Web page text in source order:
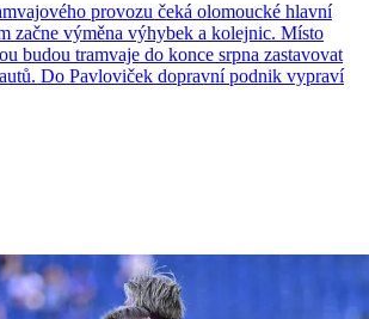
provozu čeká olomoucké hlavní
začne výměna výhybek a kolejnic. Místo
budou tramvaje do konce srpna zastavovat
Do Pavloviček dopravní podnik vypraví